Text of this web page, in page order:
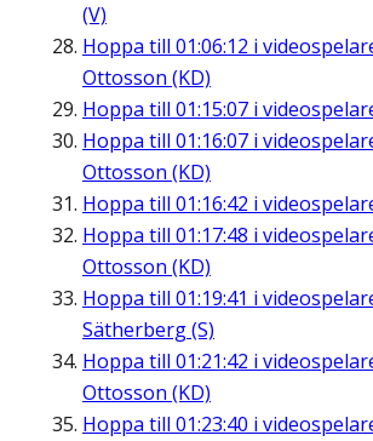
(V)
Hoppa till 01:06:12 i
Ottosson (KD)
Hoppa till 01:15:07 i
Hoppa till 01:16:07 i
Ottosson (KD)
Hoppa till 01:16:42 i
Hoppa till 01:17:48 i
Ottosson (KD)
Hoppa till 01:19:41 i
Sätherberg (S)
Hoppa till 01:21:42 i
Ottosson (KD)
Hoppa till 01:23:40 i